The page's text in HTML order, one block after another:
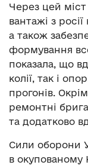
Через цей міст
вантажі з
а також
формування
показала, що
колії, так і
прогонів.
ремонтні
та додатково
Сили оборони
в окупованому